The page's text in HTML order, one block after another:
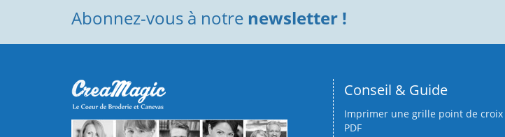
Abonnez-vous à notre newsletter !
Conseil & Guide
Imprimer une grille point de croix
PDF